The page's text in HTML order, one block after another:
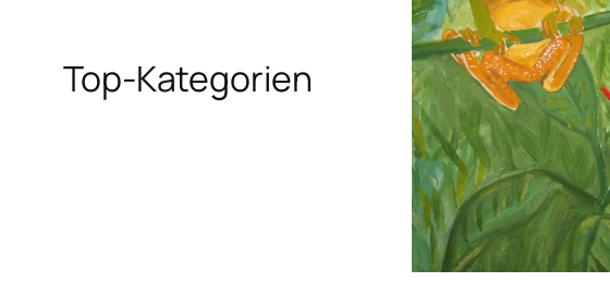
Top-Kategorien